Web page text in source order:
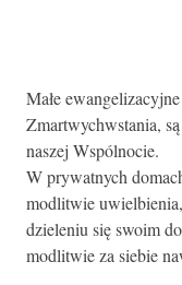
Małe
Zmartwychwstania,
naszej Wspólnocie.
W prywatnych
modlitwie
dzieleniu się swoim
modlitwie za siebie